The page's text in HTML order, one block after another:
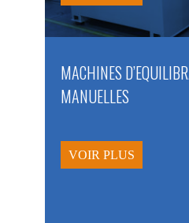
MACHINES
MANUELLES
VOIR PLUS